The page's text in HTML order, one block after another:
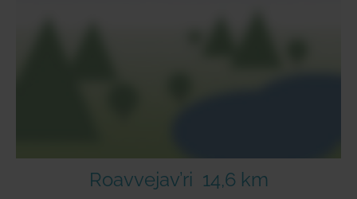
Roavvejav’ri 14,6 km